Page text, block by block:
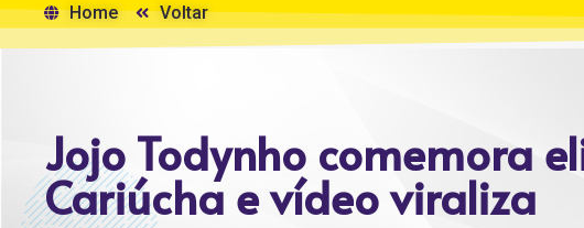
Home Voltar
Jojo Todynho comemora
Cariúcha e vídeo viraliza